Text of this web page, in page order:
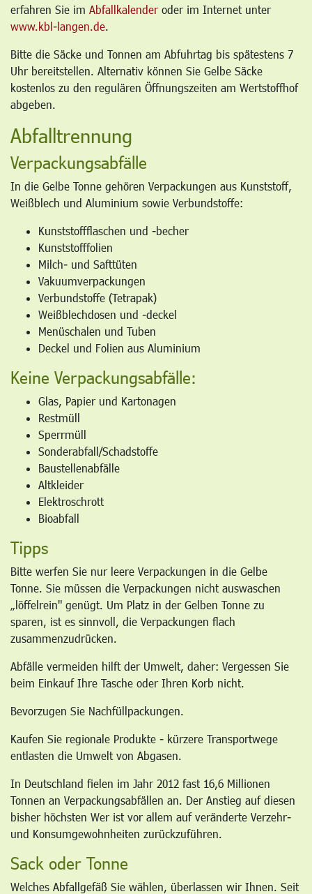
erfahren Sie im Abfallkalenderoder im Internet unter
www.kbl-langen.de
Bitte die Säcke und Tonnen am Abfuhrtag bis spätestens 7
Uhr bereitstellen. Alternativ können Sie Gelbe Säcke
kostenlos zu den regulären Öffnungszeiten am Wertstoffhof
abgeben.
Abfalltrennung
Verpackungsabfälle
In die Gelbe Tonne gehören Verpackungen aus Kunststoff,
Weißblech und Aluminium sowie Verbundstoffe:
Kunststoffflaschen und -becher
Kunststofffolien
Milch- und Safttüten
Vakuumverpackungen
Verbundstoffe (Tetrapak)
Weißblechdosen und -deckel
Menüschalen und Tuben
Deckel und Folien aus Aluminium
Keine Verpackungsabfälle:
Glas, Papier und Kartonagen
Restmüll
Sperrmüll
Sonderabfall/Schadstoffe
Baustellenabfälle
Altkleider
Elektroschrott
Bioabfall
Tipps
Bitte werfen Sie nur leere Verpackungen in die Gelbe
Tonne. Sie müssen die Verpackungen nicht auswaschen
„löffelrein" genügt. Um Platz in der Gelben Tonne zu
sparen, ist es sinnvoll, die Verpackungen flach
zusammenzudrücken.
Abfälle vermeiden hilft der Umwelt, daher: Vergessen Sie
beim Einkauf Ihre Tasche oder Ihren Korb nicht.
Bevorzugen Sie Nachfüllpackungen.
Kaufen Sie regionale Produkte - kürzere Transportwege
entlasten die Umwelt von Abgasen.
In Deutschland fielen im Jahr 2012 fast 16,6 Millionen
Tonnen an Verpackungsabfällen an. Der Anstieg auf diesen
bisher höchsten Wer ist vor allem auf veränderte Verzehr-
und Konsumgewohnheiten zurückzuführen.
Sack oder Tonne
Welches Abfallgefäß Sie wählen, überlassen wir Ihnen. Seit